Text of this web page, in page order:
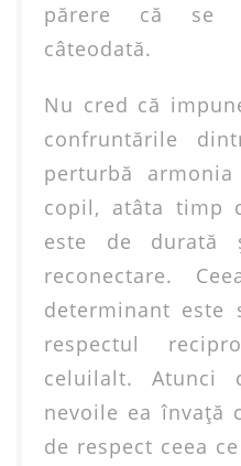
părere că se
câteodată.
Nu cred că
confruntările
perturbă
copil, atâta timp
este de durată
reconectare.
determinant este
respectul
celuilalt. Atunci
nevoile ea învaţă
de respect ceea